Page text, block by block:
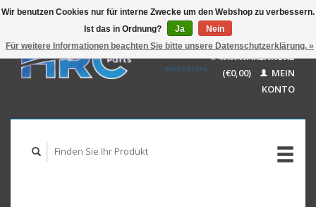
GBP
USD
AUD
Deutsch
English
IHR WARENKORB
(€0,00)
MEIN
KONTO
Wir benutzen Cookies nur für interne Zwecke um den Webshop zu verbessern.
Ist das in Ordnung?
Ja
Nein
Für weitere Informationen beachten Sie bitte unsere Datenschutzerklärung. »